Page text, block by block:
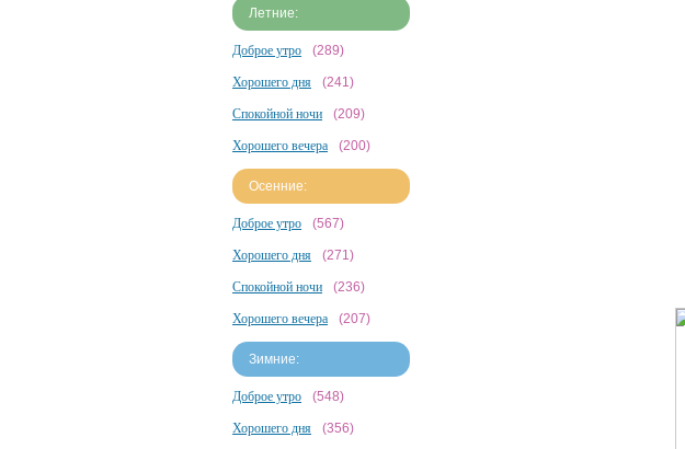
Летние:
Доброе утро (289)
Хорошего дня (241)
Спокойной ночи (209)
Хорошего вечера (200)
Осенние:
Доброе утро (567)
Хорошего дня (271)
Спокойной ночи (236)
Хорошего вечера (207)
Зимние:
Доброе утро (548)
Хорошего дня (356)